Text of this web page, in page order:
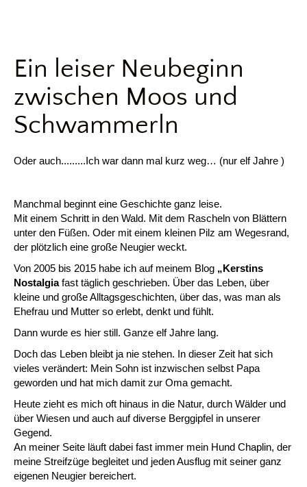
Ein leiser Neubeginn
zwischen Moos und
Schwammerln
Oder auch.........Ich war dann mal kurz weg… (nur elf Jahre )
Manchmal beginnt eine Geschichte ganz leise.
Mit einem Schritt in den Wald. Mit dem Rascheln von Blättern
unter den Füßen. Oder mit einem kleinen Pilz am Wegesrand,
der plötzlich eine große Neugier weckt.
Von 2005 bis 2015 habe ich auf meinem Blog „Kerstins
Nostalgiafast täglich geschrieben. Über das Leben, über
kleine und große Alltagsgeschichten, über das, was man als
Ehefrau und Mutter so erlebt, denkt und fühlt.
Dann wurde es hier still. Ganze elf Jahre lang.
Doch das Leben bleibt ja nie stehen. In dieser Zeit hat sich
vieles verändert: Mein Sohn ist inzwischen selbst Papa
geworden und hat mich damit zur Oma gemacht.
Heute zieht es mich oft hinaus in die Natur, durch Wälder und
über Wiesen und auch auf diverse Berggipfel in unserer
Gegend.
An meiner Seite läuft dabei fast immer mein Hund Chaplin, der
meine Streifzüge begleitet und jeden Ausflug mit seiner ganz
eigenen Neugier bereichert.